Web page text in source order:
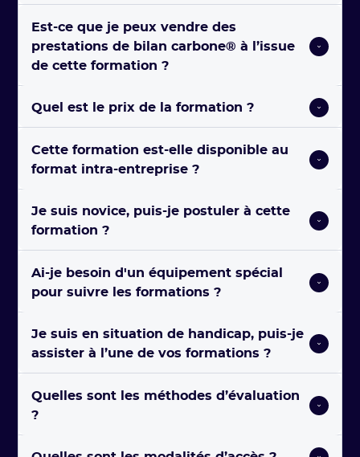
Est-ce que je peux vendre des
prestations de bilan carbone® à l’issue
de cette formation ?
Quel est le prix de la formation ?
Cette formation est-elle disponible au
format intra-entreprise ?
Je suis novice, puis-je postuler à cette
formation ?
Ai-je besoin d'un équipement spécial
pour suivre les formations ?
Je suis en situation de handicap, puis-je
assister à l’une de vos formations ?
Quelles sont les méthodes d’évaluation
?